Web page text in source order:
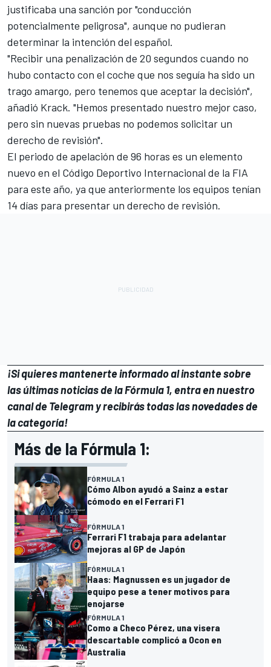
justificaba una sanción por "conducción
potencialmente peligrosa", aunque no pudieran
determinar la intención del español.
"Recibir una penalización de 20 segundos cuando no
hubo contacto con el coche que nos seguía ha sido un
trago amargo, pero tenemos que aceptar la decisión",
añadió Krack. "Hemos presentado nuestro mejor caso,
pero sin nuevas pruebas no podemos solicitar un
derecho de revisión".
El periodo de apelación de 96 horas es un elemento
nuevo en el Código Deportivo Internacional de la FIA
para este año, ya que anteriormente los equipos tenían
14 días para presentar un derecho de revisión.
¡Si quieres mantenerte informado al instante sobre
las últimas noticias de la Fórmula 1, entra ennuestro
canal de Telegramy recibirás todas las novedades de
la categoría!
Más de la Fórmula 1:
FÓRMULA 1
Cómo Albon ayudó a Sainz a estar
cómodo en el Ferrari F1
FÓRMULA 1
Ferrari F1 trabaja para adelantar
mejoras al GP de Japón
FÓRMULA 1
Haas: Magnussen es un jugador de
equipo pese a tener motivos para
enojarse
FÓRMULA 1
Como a Checo Pérez, una visera
descartable complicó a Ocon en
Australia